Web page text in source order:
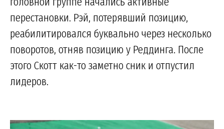
перестановки. Рэй, потерявший позицию,
реабилитировался буквально через несколько
поворотов, отняв позицию у Реддинга. После
этого Скотт как-то заметно сник и отпустил
лидеров.